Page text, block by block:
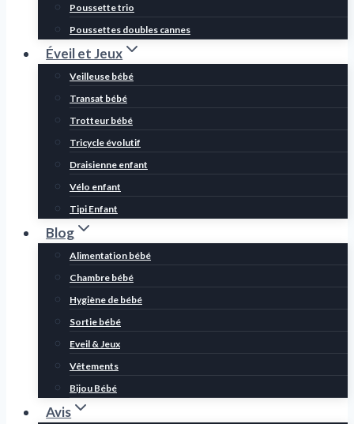
Poussette trio
Poussettes doubles cannes
Éveil et Jeux
Veilleuse bébé
Transat bébé
Trotteur bébé
Tricycle évolutif
Draisienne enfant
Vélo enfant
Tipi Enfant
Blog
Alimentation bébé
Chambre bébé
Hygiène de bébé
Sortie bébé
Eveil & Jeux
Vêtements
Bijou Bébé
Avis